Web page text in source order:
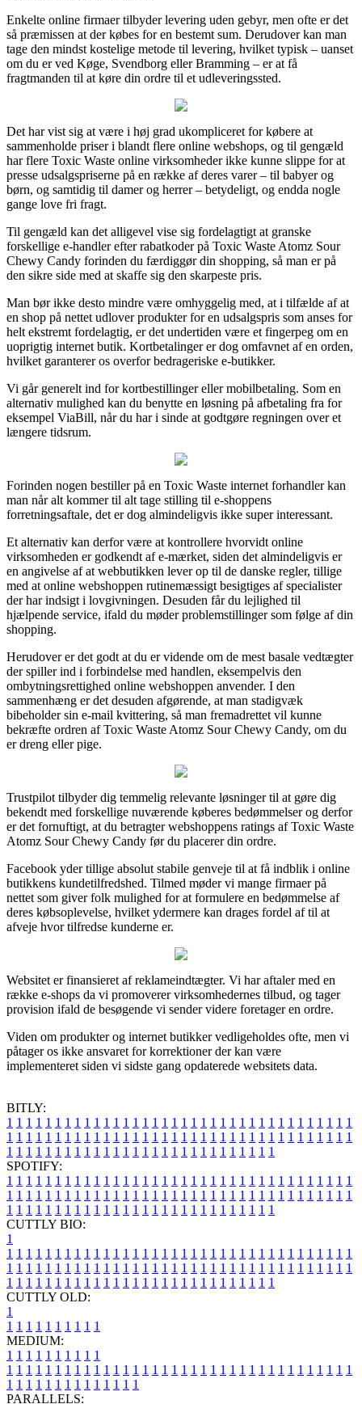
Enkelte online firmaer tilbyder levering uden gebyr, men ofte er det
så præmissen at der købes for en bestemt sum. Derudover kan man
tage den mindst kostelige metode til levering, hvilket typisk – uanset
om du er ved Køge, Svendborg eller Bramming – er at få
fragtmanden til at køre din ordre til et udleveringssted.
Det har vist sig at være i høj grad ukompliceret for købere at
sammenholde priser i blandt flere online webshops, og til gengæld
har flere Toxic Waste online virksomheder ikke kunne slippe for at
presse udsalgspriserne på en række af deres varer – til babyer og
børn, og samtidig til damer og herrer – betydeligt, og endda nogle
gange love fri fragt.
Til gengæld kan det alligevel vise sig fordelagtigt at granske
forskellige e-handler efter rabatkoder på Toxic Waste Atomz Sour
Chewy Candy forinden du færdiggør din shopping, så man er på
den sikre side med at skaffe sig den skarpeste pris.
Man bør ikke desto mindre være omhyggelig med, at i tilfælde af at
en shop på nettet udlover produkter for en udsalgspris som anses for
helt ekstremt fordelagtig, er det undertiden være et fingerpeg om en
uoprigtig internet butik. Kortbetalinger er dog omfavnet af en orden,
hvilket garanterer os overfor bedrageriske e-butikker.
Vi går generelt ind for kortbestillinger eller mobilbetaling. Som en
alternativ mulighed kan du benytte en løsning på afbetaling fra for
eksempel ViaBill, når du har i sinde at godtgøre regningen over et
længere tidsrum.
Forinden nogen bestiller på en Toxic Waste internet forhandler kan
man når alt kommer til alt tage stilling til e-shoppens
forretningsaftale, det er dog almindeligvis ikke super interessant.
Et alternativ kan derfor være at kontrollere hvorvidt online
virksomheden er godkendt af e-mærket, siden det almindeligvis er
en angivelse af at webbutikken lever op til de danske regler, tillige
med at online webshoppen rutinemæssigt besigtiges af specialister
der har indsigt i lovgivningen. Desuden får du lejlighed til
hjælpende service, ifald du møder problemstillinger som følge af din
shopping.
Herudover er det godt at du er vidende om de mest basale vedtægter
der spiller ind i forbindelse med handlen, eksempelvis den
ombytningsrettighed online webshoppen anvender. I den
sammenhæng er det desuden afgørende, at man stadigvæk
bibeholder sin e-mail kvittering, så man fremadrettet vil kunne
bekræfte ordren af Toxic Waste Atomz Sour Chewy Candy, om du
er dreng eller pige.
Trustpilot tilbyder dig temmelig relevante løsninger til at gøre dig
bekendt med forskellige nuværende køberes bedømmelser og derfor
er det fornuftigt, at du betragter webshoppens ratings af Toxic Waste
Atomz Sour Chewy Candy før du placerer din ordre.
Facebook yder tillige absolut stabile genveje til at få indblik i online
butikkens kundetilfredshed. Tilmed møder vi mange firmaer på
nettet som giver folk mulighed for at formulere en bedømmelse af
deres købsoplevelse, hvilket ydermere kan drages fordel af til at
afveje hvor tilfredse kunderne er.
Websitet er finansieret af reklameindtægter. Vi har aftaler med en
række e-shops da vi promoverer virksomhedernes tilbud, og tager
provision ifald de besøgende vi sender videre foretager en ordre.
Viden om produkter og internet butikker vedligeholdes ofte, men vi
påtager os ikke ansvaret for korrektioner der kan være
implementeret siden vi sidste gang opdaterede websitets data.
BITLY:
1 1 1 1 1 1 1 1 1 1 1 1 1 1 1 1 1 1 1 1 1 1 1 1 1 1 1 1 1 1 1 1 1 1 1 1
1 1 1 1 1 1 1 1 1 1 1 1 1 1 1 1 1 1 1 1 1 1 1 1 1 1 1 1 1 1 1 1 1 1 1 1
1 1 1 1 1 1 1 1 1 1 1 1 1 1 1 1 1 1 1 1 1 1 1 1 1 1 1 1
SPOTIFY:
1 1 1 1 1 1 1 1 1 1 1 1 1 1 1 1 1 1 1 1 1 1 1 1 1 1 1 1 1 1 1 1 1 1 1 1
1 1 1 1 1 1 1 1 1 1 1 1 1 1 1 1 1 1 1 1 1 1 1 1 1 1 1 1 1 1 1 1 1 1 1 1
1 1 1 1 1 1 1 1 1 1 1 1 1 1 1 1 1 1 1 1 1 1 1 1 1 1 1 1
CUTTLY BIO:
1
1 1 1 1 1 1 1 1 1 1 1 1 1 1 1 1 1 1 1 1 1 1 1 1 1 1 1 1 1 1 1 1 1 1 1 1
1 1 1 1 1 1 1 1 1 1 1 1 1 1 1 1 1 1 1 1 1 1 1 1 1 1 1 1 1 1 1 1 1 1 1 1
1 1 1 1 1 1 1 1 1 1 1 1 1 1 1 1 1 1 1 1 1 1 1 1 1 1 1 1
CUTTLY OLD:
1
1 1 1 1 1 1 1 1 1 1
MEDIUM:
1 1 1 1 1 1 1 1 1 1
1 1 1 1 1 1 1 1 1 1 1 1 1 1 1 1 1 1 1 1 1 1 1 1 1 1 1 1 1 1 1 1 1 1 1 1
1 1 1 1 1 1 1 1 1 1 1 1 1 1
PARALLELS: